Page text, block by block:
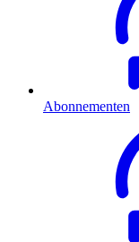
Abonnementen